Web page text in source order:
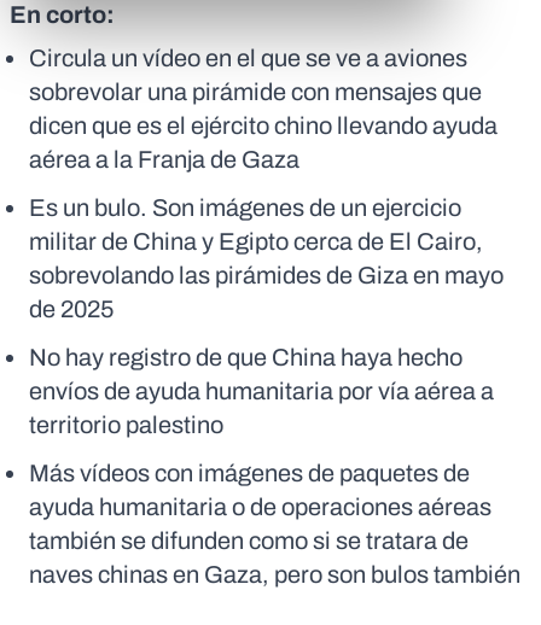
En corto:
Circula un vídeo en el que se ve a aviones
sobrevolar una pirámide con mensajes que
dicen que es el ejército chino llevando ayuda
aérea a la Franja de Gaza
Es un bulo. Son imágenes de un ejercicio
militar de China y Egipto cerca de El Cairo,
sobrevolando las pirámides de Giza en mayo
de 2025
No hay registro de que China haya hecho
envíos de ayuda humanitaria por vía aérea a
territorio palestino
Más vídeos con imágenes de paquetes de
ayuda humanitaria o de operaciones aéreas
también se difunden como si se tratara de
naves chinas en Gaza, pero son bulos también